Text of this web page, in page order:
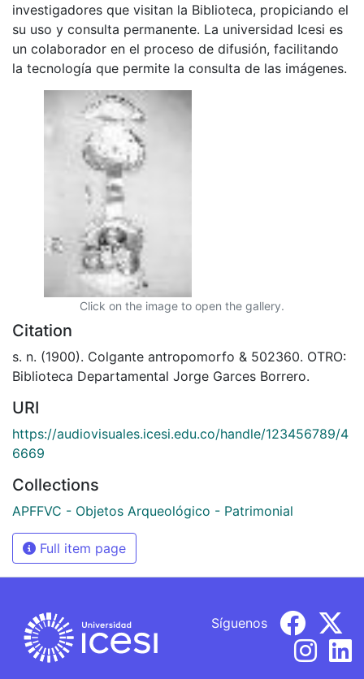
investigadores que visitan la Biblioteca, propiciando el
su uso y consulta permanente. La universidad Icesi es
un colaborador en el proceso de difusión, facilitando
la tecnología que permite la consulta de las imágenes.
Click on the image to open the gallery.
Citation
s. n. (1900). Colgante antropomorfo & 502360. OTRO:
Biblioteca Departamental Jorge Garces Borrero.
URI
https://audiovisuales.icesi.edu.co/handle/123456789/4
6669
Collections
APFFVC - Objetos Arqueológico - Patrimonial
Full item page
Síguenos